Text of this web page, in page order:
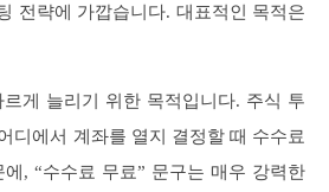
전략에 가깝습니다. 대표적인 목적은
게 늘리기 위한 목적입니다. 주식 투
디에서 계좌를 열지 결정할 때 수수료
, “수수료 무료” 문구는 매우 강력한